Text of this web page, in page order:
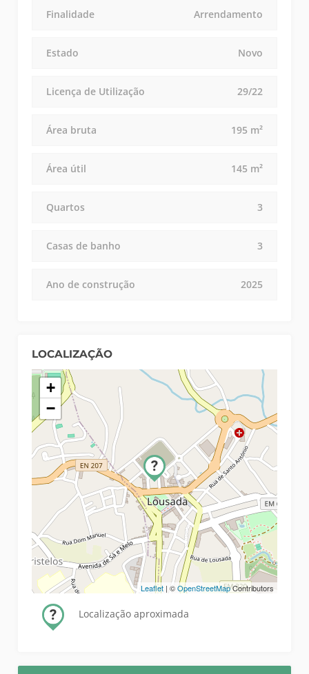
Finalidade Arrendamento
Estado Novo
Licença de Utilização 29/22
Área bruta 195 m²
Área útil 145 m²
Quartos 3
Casas de banho 3
Ano de construção 2025
LOCALIZAÇÃO
+
−
Leaflet| ©OpenStreetMapContributors
Localização aproximada